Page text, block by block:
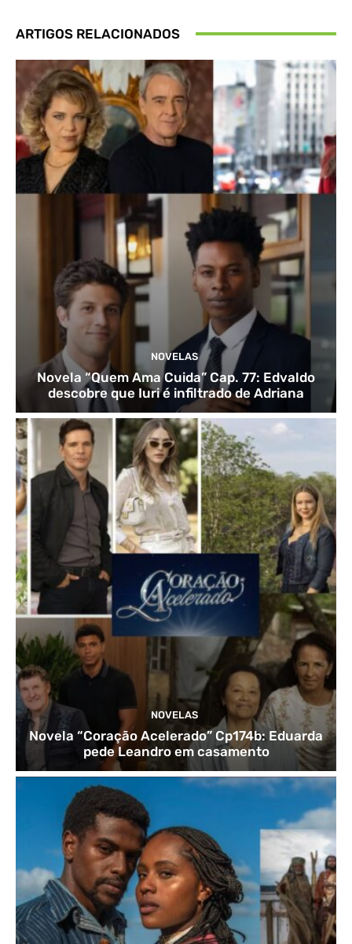
ARTIGOS RELACIONADOS
NOVELAS
Novela “Quem Ama Cuida” Cap. 77: Edvaldo
descobre que Iuri é infiltrado de Adriana
NOVELAS
Novela “Coração Acelerado” Cp174b: Eduarda
pede Leandro em casamento